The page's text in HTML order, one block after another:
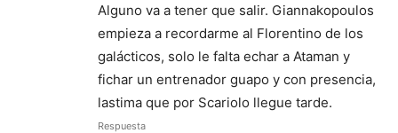
Alguno va a tener que salir. Giannakopoulos
empieza a recordarme al Florentino de los
galácticos, solo le falta echar a Ataman y
fichar un entrenador guapo y con presencia,
lastima que por Scariolo llegue tarde.
Respuesta